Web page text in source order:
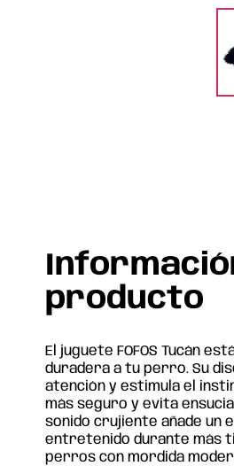
producto
El juguete FOFOS Tucán
duradera a tu perro. Su
atención y estimula el
más seguro y evita
sonido crujiente añade un
entretenido durante más
perros con mordida